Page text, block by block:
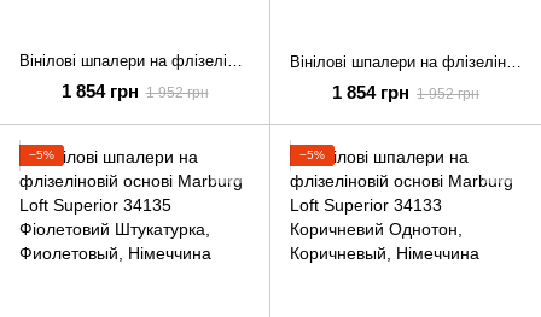
Вінілові шпалери на флізеліновій основі Marburg Loft Superior 34140 Бежевий Штукатурка
1 854 грн 1 952 грн
Вінілові шпалери на флізеліновій основі Marburg Loft Superior 34138 Коричневий Штукатурка
1 854 грн 1 952 грн
−5% −5%